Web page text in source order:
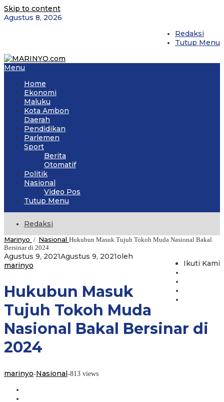
Skip to content
Agustus 8, 2026
Redaksi
Tutup Menu
Menu
Home
Ekonomi
Maluku
Kota Ambon
Daerah
Pendidikan
Parlemen
Sport
Berita
Otomatif
Politik
Nasional
Video Pos
Tutup Menu
Redaksi
Marinyo / Nasional Hukubun Masuk Tujuh Tokoh Muda Nasional Bakal
Bersinar di 2024
Ikuti Kami
Agustus 9, 2021Agustus 9, 2021oleh
marinyo
Hukubun Masuk
Tujuh Tokoh Muda
Nasional Bakal Bersinar di
2024
marinyo-Nasional-813 views